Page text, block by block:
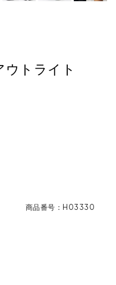
ウトライト
商品番号 H03330